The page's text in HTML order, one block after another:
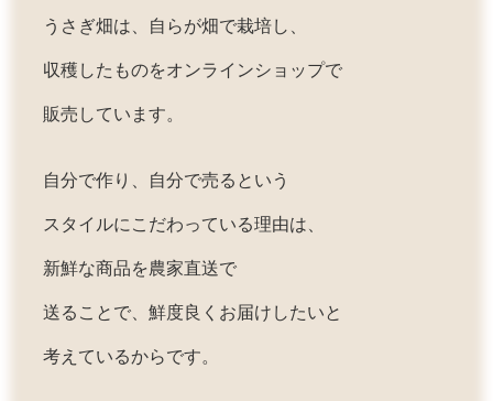
うさぎ畑は、自らが畑で栽培し、
収穫したものをオンラインショップで
販売しています。
自分で作り、自分で売るという
スタイルにこだわっている理由は、
新鮮な商品を農家直送で
送ることで、鮮度良くお届けしたいと
考えているからです。